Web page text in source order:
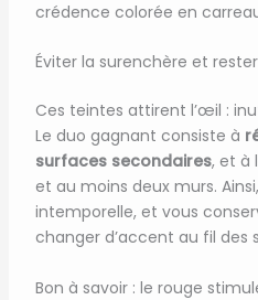
crédence colorée en
Éviter la surenchère et
Ces teintes attirent l’œil :
Le duo gagnant consiste à
surfaces secondaires, et à
et au moins deux murs.
intemporelle, et vous
changer d’accent au fil des
Bon à savoir : le rouge